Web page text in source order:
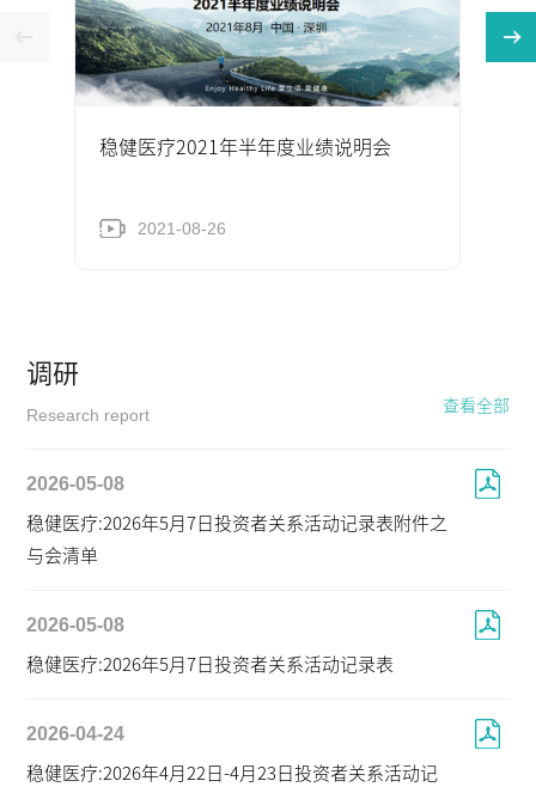
稳健医疗2021年半年度业绩说明会
2021-08-26
调研
Research report 查看全部
2026-05-08
稳健医疗:2026年5月7日投资者关系活动记录表附件之
与会清单
2026-05-08
稳健医疗:2026年5月7日投资者关系活动记录表
2026-04-24
稳健医疗:2026年4月22日-4月23日投资者关系活动记